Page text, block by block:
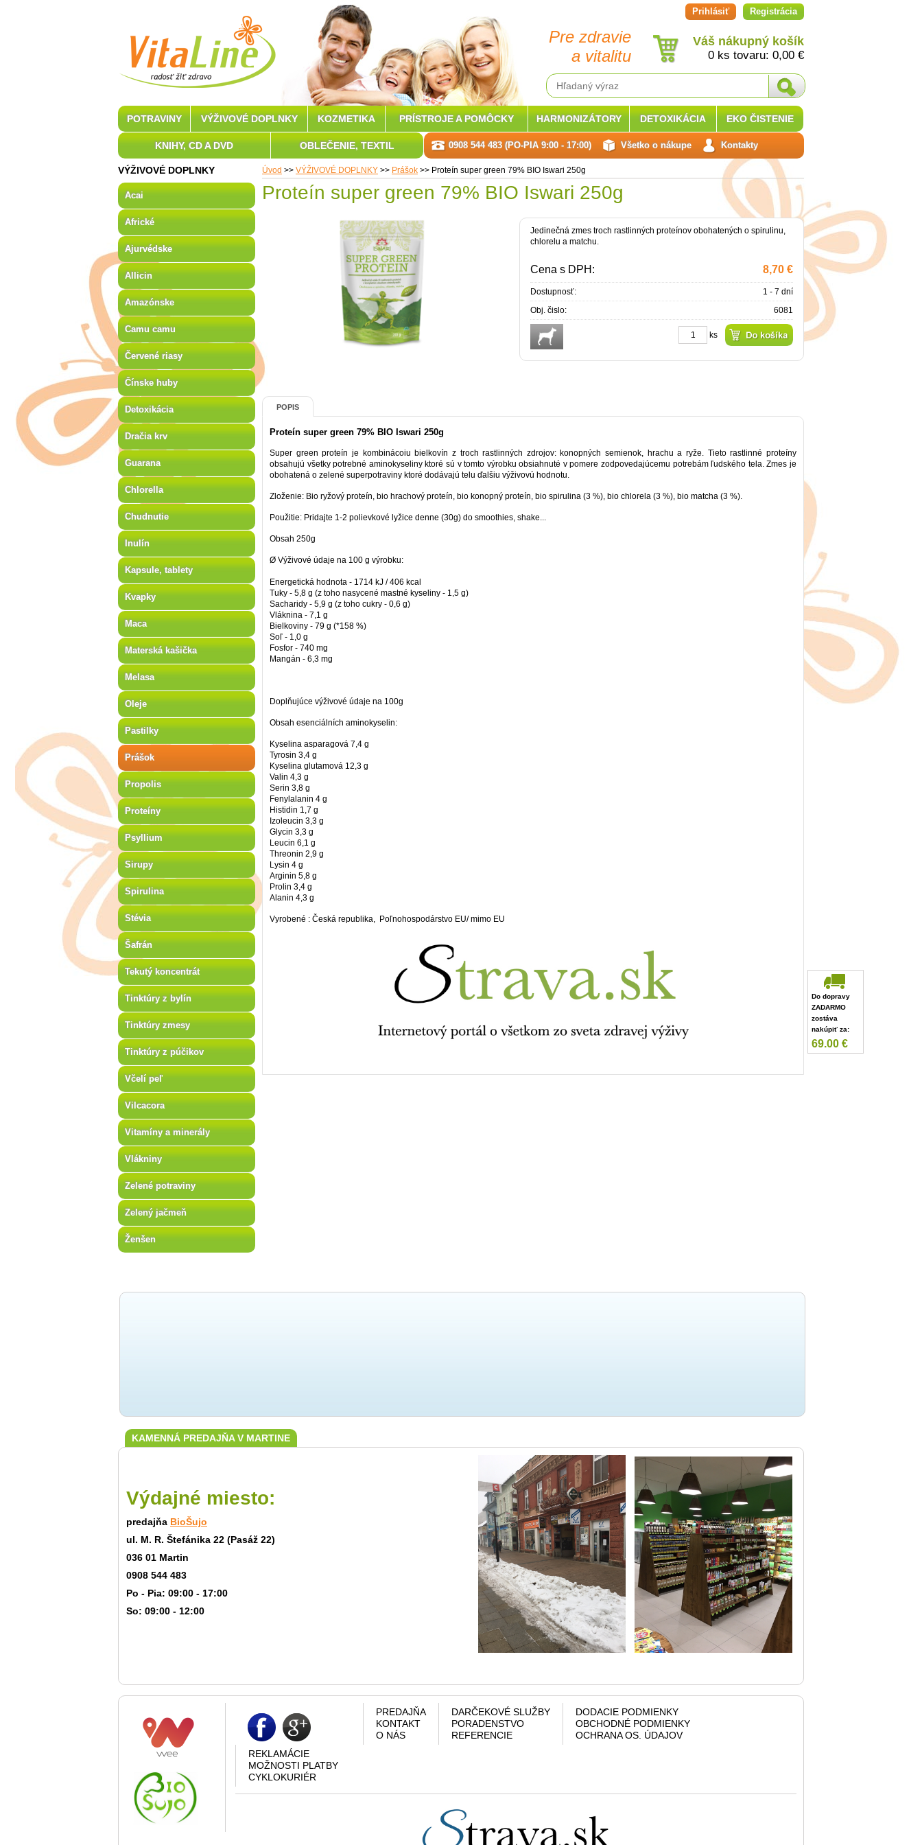
Pre zdravie
a vitalitu
Prihlásiť Registrácia
Váš nákupný košík
0 ks tovaru: 0,00 €
Úvod >> VÝŽIVOVÉ DOPLNKY >> Prášok >> Proteín super green 79% BIO Iswari 250g
Proteín super green 79% BIO Iswari 250g
Jedinečná zmes troch rastlinných proteínov obohatených o spirulinu,
chlorelu a matchu.
Cena s DPH: 8,70 €
Dostupnosť:
1 - 7 dní
Obj. čislo:
6081
ks
POPIS
Proteín super green 79% BIO Iswari 250g
Super green proteín je kombinácoiu bielkovín z troch rastlinných zdrojov: konopných semienok, hrachu a ryže. Tieto rastlinné proteíny
obsahujú všetky potrebné aminokyseliny ktoré sú v tomto výrobku obsiahnuté v pomere zodpovedajúcemu potrebám ľudského tela. Zmes je
obohatená o zelené superpotraviny ktoré dodávajú telu ďalšiu výživovú hodnotu.
Zloženie: Bio ryžový proteín, bio hrachový proteín, bio konopný proteín, bio spirulina (3 %), bio chlorela (3 %), bio matcha (3 %).
Použitie: Pridajte 1-2 polievkové lyžice denne (30g) do smoothies, shake...
Obsah 250g
Ø Výživové údaje na 100 g výrobku:
Energetická hodnota - 1714 kJ / 406 kcal
Tuky - 5,8 g (z toho nasycené mastné kyseliny - 1,5 g)
Sacharidy - 5,9 g (z toho cukry - 0,6 g)
Vláknina - 7,1 g
Bielkoviny - 79 g (*158 %)
Soľ - 1,0 g
Fosfor - 740 mg
Mangán - 6,3 mg
Doplňujúce výživové údaje na 100g
Obsah esenciálních aminokyselin:
Kyselina asparagová 7,4 g
Tyrosin 3,4 g
Kyselina glutamová 12,3 g
Valin 4,3 g
Serin 3,8 g
Fenylalanin 4 g
Histidin 1,7 g
Izoleucin 3,3 g
Glycin 3,3 g
Leucin 6,1 g
Threonin 2,9 g
Lysin 4 g
Arginin 5,8 g
Prolin 3,4 g
Alanin 4,3 g
Vyrobené : Česká republika, Poľnohospodárstvo EU/ mimo EU
VÝŽIVOVÉ DOPLNKY
Acai
Africké
Ajurvédske
Allicin
Amazónske
Camu camu
Červené riasy
Čínske huby
Detoxikácia
Dračia krv
Guarana
Chlorella
Chudnutie
Inulín
Kapsule, tablety
Kvapky
Maca
Materská kašička
Melasa
Oleje
Pastilky
Prášok
Propolis
Proteíny
Psyllium
Sirupy
Spirulina
Stévia
Šafrán
Tekutý koncentrát
Tinktúry z bylín
Tinktúry zmesy
Tinktúry z púčikov
Včelí peľ
Vilcacora
Vitamíny a minerály
Vlákniny
Zelené potraviny
Zelený jačmeň
Ženšen
KAMENNÁ PREDAJŇA V MARTINE
Výdajné miesto:
predajňa BioŠujo
ul. M. R. Štefánika 22 (Pasáž 22)
036 01 Martin
0908 544 483
Po - Pia: 09:00 - 17:00
So: 09:00 - 12:00
POTRAVINY VÝŽIVOVÉ DOPLNKY KOZMETIKA PRÍSTROJE A POMÔCKY HARMONIZÁTORY DETOXIKÁCIA EKO ČISTENIE
KNIHY, CD A DVD OBLEČENIE, TEXTIL 0908 544 483 (PO-PIA 9:00 - 17:00) Všetko o nákupe Kontakty
PREDAJŇA
KONTAKT
O NÁS
DARČEKOVÉ SLUŽBY
PORADENSTVO
REFERENCIE
DODACIE PODMIENKY
OBCHODNÉ PODMIENKY
OCHRANA OS. ÚDAJOV
REKLAMÁCIE
MOŽNOSTI PLATBY
CYKLOKURIÉR
Do dopravy
ZADARMO
zostáva
nakúpiť za:
69.00 €